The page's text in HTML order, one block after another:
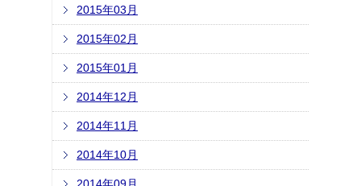
2015年03月
2015年02月
2015年01月
2014年12月
2014年11月
2014年10月